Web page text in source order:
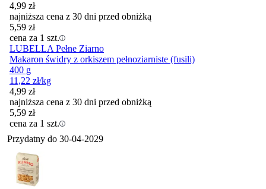
4,99 zł
najniższa cena z 30 dni przed obniżką
5,59 zł
cena za 1 szt.
LUBELLA Pełne Ziarno
Makaron świdry z orkiszem pełnoziarniste (fusili)
400 g
11,22 zł/kg
4,99 zł
najniższa cena z 30 dni przed obniżką
5,59 zł
cena za 1 szt.
Przydatny do 30-04-2029